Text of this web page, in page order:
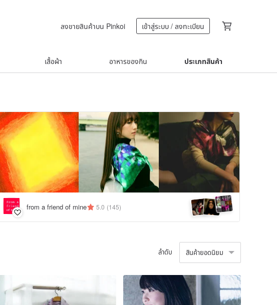
ลงขายสินค้าบน Pinkoi เข้าสู่ระบบ / ลงทะเบียน
เสื้อผ้า อาหารของกิน ประเภทสินค้า
from a friend of mine 5.0 (145)
ลำดับ สินค้ายอดนิยม